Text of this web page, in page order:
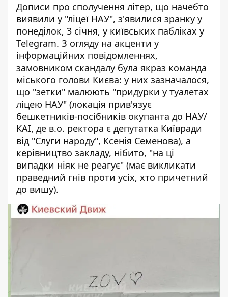
Дописи про сполучення літер, що начебто
виявили у "ліцеї НАУ", з'явилися зранку у
понеділок, 3 січня, у київських пабліках у
Telegram. З огляду на акценти у
інформаційних повідомленнях,
замовником скандалу була якраз команда
міського голови Києва: у них зазначалося,
що "зетки" малюють "придурки у туалетах
ліцею НАУ" (локація прив'язує
бешкетників-посібників окупанта до НАУ/
КАІ, де в.о. ректора є депутатка Київради
від "Слуги народу", Ксенія Семенова), а
керівництво закладу, нібито, "на ці
випадки ніяк не реагує" (має викликати
праведний гнів проти усіх, хто причетний
до вишу).